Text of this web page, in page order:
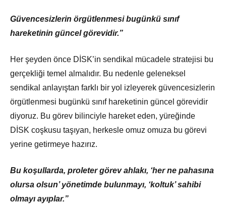
Güvencesizlerin örgütlenmesi bugünkü sınıf
hareketinin güncel görevidir.”
Her şeyden önce DİSK’in sendikal mücadele stratejisi bu
gerçekliği temel almalıdır. Bu nedenle geleneksel
sendikal anlayıştan farklı bir yol izleyerek güvencesizlerin
örgütlenmesi bugünkü sınıf hareketinin güncel görevidir
diyoruz. Bu görev bilinciyle hareket eden, yüreğinde
DİSK coşkusu taşıyan, herkesle omuz omuza bu görevi
yerine getirmeye hazırız.
Bu koşullarda, proleter görev ahlakı, ‘her ne pahasına
olursa olsun’ yönetimde bulunmayı, ‘koltuk’ sahibi
olmayı ayıplar.”